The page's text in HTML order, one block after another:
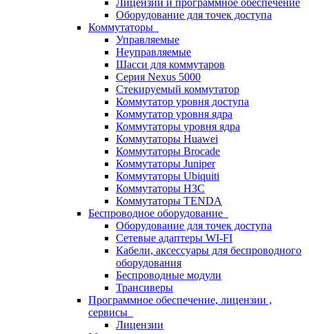
Лицензии и программное обеспечение
Оборудование для точек доступа
Коммутаторы
Управляемые
Неуправляемые
Шасси для коммутаров
Серия Nexus 5000
Стекируемый коммутатор
Коммутатор уровня доступа
Коммутатор уровня ядра
Коммутаторы уровня ядра
Коммутаторы Huawei
Коммутаторы Brocade
Коммутаторы Juniper
Коммутаторы Ubiquiti
Коммутаторы H3C
Коммутаторы TENDA
Беспроводное оборудование
Оборудование для точек доступа
Сетевые адаптеры WI-FI
Кабели, аксессуары для беспроводного
оборудования
Беспроводные модули
Трансиверы
Программное обеспечение, лицензии ,
сервисы
Лицензии